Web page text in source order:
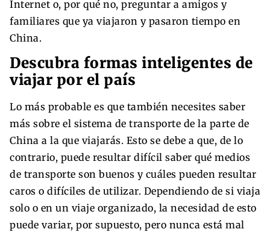
Internet o, por qué no, preguntar a amigos y
familiares que ya viajaron y pasaron tiempo en
China.
Descubra formas inteligentes de
viajar por el país
Lo más probable es que también necesites saber
más sobre el sistema de transporte de la parte de
China a la que viajarás. Esto se debe a que, de lo
contrario, puede resultar difícil saber qué medios
de transporte son buenos y cuáles pueden resultar
caros o difíciles de utilizar. Dependiendo de si viaja
solo o en un viaje organizado, la necesidad de esto
puede variar, por supuesto, pero nunca está mal